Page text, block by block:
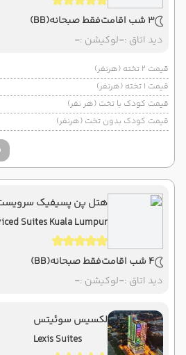
3 شب اقامت فقط صبحانه(BB)
دید اتاق :-لوکیشن :-
قیمت 2 تخته (هرنفر)
قیمت 1 تخته (هرنفر)
قیمت کودک با تخت (هر نفر)
قیمت کودک بدون تخت (هرنفر)
هتل پن پسیفیک
Suites Kuala Lumpur
4 شب اقامت فقط صبحانه(BB)
دید اتاق :-لوکیشن :-
لکسیس سوئیتس
Lexis Suites